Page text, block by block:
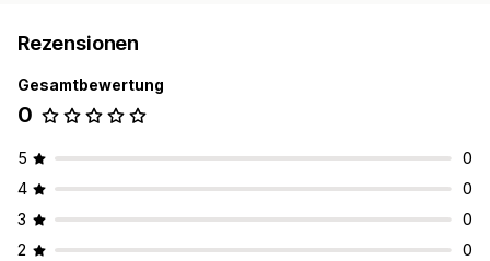
Rezensionen
Gesamtbewertung
0
5
0
4
0
3
0
2
0